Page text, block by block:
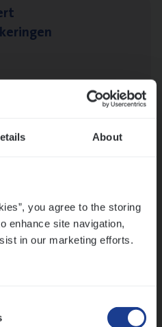
About
you agree to the storing
enhance site navigation,
in our marketing efforts.
&Bike